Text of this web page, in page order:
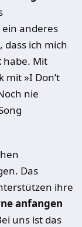
anderes
dass ich mich
habe. Mit
mit »I Don’t
nie
Das
ihre
anfangen
uns ist das